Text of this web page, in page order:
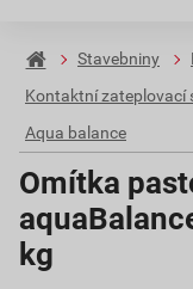
Stavebniny
Kontaktní zateplovací
Aqua balance
Omítka
kg